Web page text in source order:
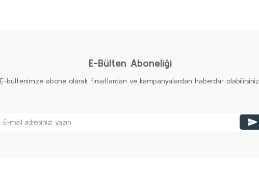
E-Bülten Aboneliği
E-bültenimize abone olarak fırsatlardan ve kampanyalardan haberdar olabilirsiniz.